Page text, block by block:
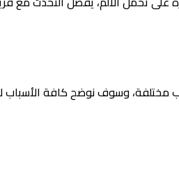
مختلفة، وسوف نوضح كافة